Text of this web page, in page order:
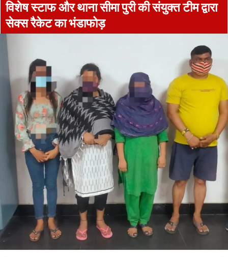
विशेष स्टाफ और थाना सीमा पुरी की संयुक्त टीम द्वारा
सेक्स रैकेट का भंडाफोड़